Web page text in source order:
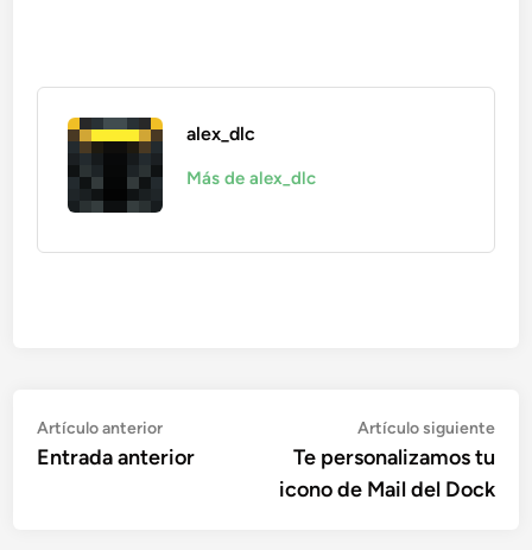
alex_dlc
Más de alex_dlc
Navegación
de
Artículo anteriorArtículo
anterior:
Entrada anterior
Artículo siguiente
Te personalizamos tu
icono de Mail del Dock